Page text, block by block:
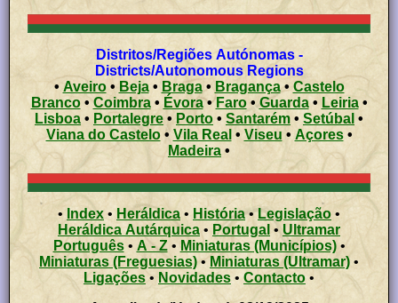
Distritos/Regiões Autónomas -
Districts/Autonomous Regions
• Aveiro• Beja• Braga• Bragança• Castelo
Branco•Coimbra• Évora•Faro•Guarda• Leiria•
Lisboa • Portalegre • Porto • Santarém • Setúbal •
Viana do Castelo•Vila Real • Viseu • Açores •
Madeira •
• Index • Heráldica • História •Legislação •
Heráldica Autárquica • Portugal • Ultramar
Português• A - Z• Miniaturas (Municípios)•
Miniaturas (Freguesias) •Miniaturas (Ultramar) •
Ligações•Novidades• Contacto •